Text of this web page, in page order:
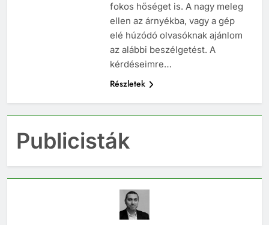
fokos hőséget is. A nagy meleg
ellen az árnyékba, vagy a gép
elé húzódó olvasóknak ajánlom
az alábbi beszélgetést. A
kérdéseimre…
Részletek
Publicisták